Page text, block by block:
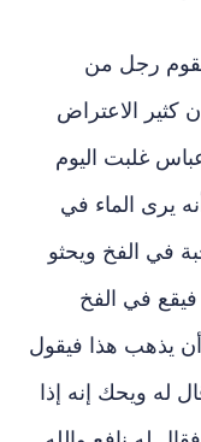
رجل من
كثير الاعتراض
غلبت اليوم
يرى الماء في
في الفخ ويحثو
فيقع في الفخ
يذهب هذا فيقول
له ويحك إنه إذا